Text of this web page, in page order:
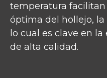
temperatura
óptima del hollejo, la
lo cual es clave en
de alta calidad.